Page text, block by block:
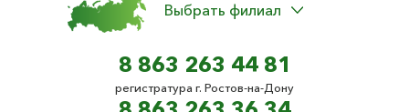
Выбрать филиал
8 863 263 44 81
регистратура г. Ростов-на-Дону